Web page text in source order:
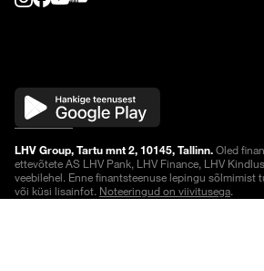
LHV Group, Tartu mnt 2, 10145, Tallinn.Oled
ettevõtete AS LHV Pank, LHV Finance, LHV
veebilehel. Enne finantsteenuse lepingu sõlmimist
või küsi lisainfot. Noteeringud on viivitusega.